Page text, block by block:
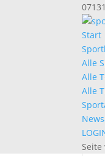
Start
Alle
Alle
Alle